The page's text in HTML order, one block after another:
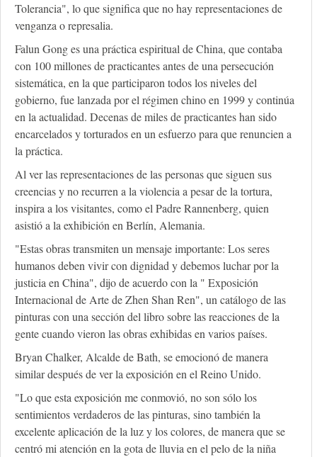
Tolerancia", lo que significa que no hay representaciones de
venganza o represalia.
Falun Gong es una práctica espiritual de China, que contaba
con 100 millones de practicantes antes de una persecución
sistemática, en la que participaron todos los niveles del
gobierno, fue lanzada por el régimen chino en 1999 y continúa
en la actualidad. Decenas de miles de practicantes han sido
encarcelados y torturados en un esfuerzo para que renuncien a
la práctica.
Al ver las representaciones de las personas que siguen sus
creencias y no recurren a la violencia a pesar de la tortura,
inspira a los visitantes, como el Padre Rannenberg, quien
asistió a la exhibición en Berlín, Alemania.
"Estas obras transmiten un mensaje importante: Los seres
humanos deben vivir con dignidad y debemos luchar por la
justicia en China", dijo de acuerdo con la " Exposición
Internacional de Arte de Zhen Shan Ren", un catálogo de las
pinturas con una sección del libro sobre las reacciones de la
gente cuando vieron las obras exhibidas en varios países.
Bryan Chalker, Alcalde de Bath, se emocionó de manera
similar después de ver la exposición en el Reino Unido.
"Lo que esta exposición me conmovió, no son sólo los
sentimientos verdaderos de las pinturas, sino también la
excelente aplicación de la luz y los colores, de manera que se
centró mi atención en la gota de lluvia en el pelo de la niña